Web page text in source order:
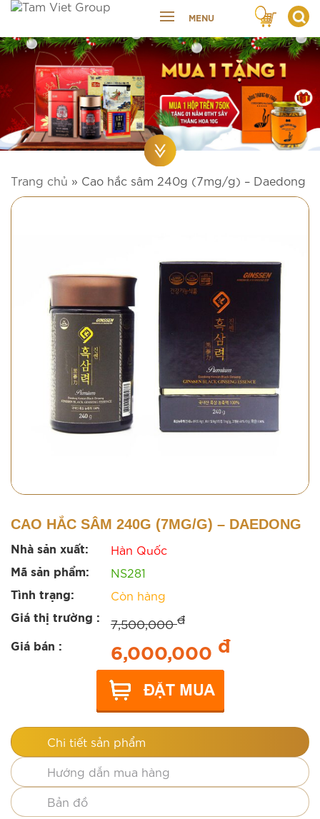
MENU
Trang chủ » Cao hắc sâm 240g (7mg/g) – Daedong
CAO HẮC SÂM 240G (7MG/G) – DAEDONG
Nhà sản xuất: Hàn Quốc
Mã sản phẩm: NS281
Tình trạng: Còn hàng
Giá thị trường : 7,500,000đ
Giá bán : 6,000,000 đ
Chi tiết sản phẩm
Hướng dẫn mua hàng
Bản đồ